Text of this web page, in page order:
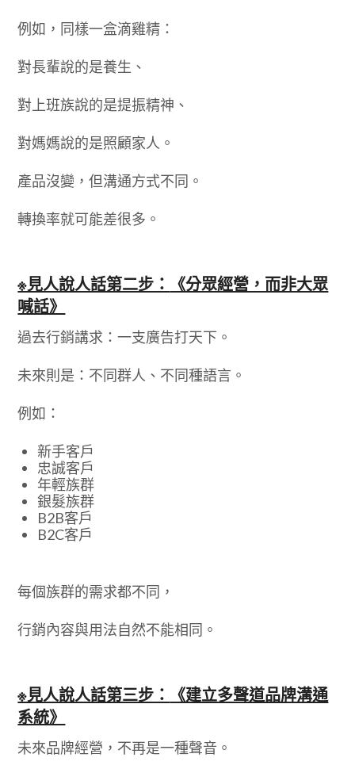
例如，同樣一盒滴雞精：
對長輩說的是養生、
對上班族說的是提振精神、
對媽媽說的是照顧家人。
產品沒變，但溝通方式不同。
轉換率就可能差很多。
※見人說人話第二步：
《分眾經營，而非大眾
喊話》
過去行銷講求：一支廣告打天下。
未來則是：不同群人、不同種語言。
例如：
新手客戶
忠誠客戶
年輕族群
銀髮族群
B2B客戶
B2C客戶
每個族群的需求都不同，
行銷內容與用法自然不能相同。
※見人說人話第三步：
《建立多聲道品牌溝通
系統》
未來品牌經營，不再是一種聲音。